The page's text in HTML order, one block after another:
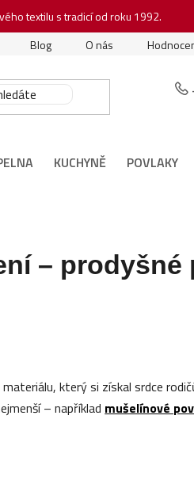
textilu s tradicí od roku 1992.
Blog O nás
KUCHYNĚ POVLAKY
– prodyšné
který si získal srdce
– například mušelínové